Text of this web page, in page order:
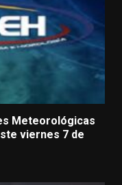
Meteorológicas
viernes 7 de